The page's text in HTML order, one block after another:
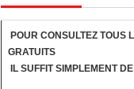
POUR CONSULTEZ TOUS
GRATUITS
IL SUFFIT SIMPLEMENT